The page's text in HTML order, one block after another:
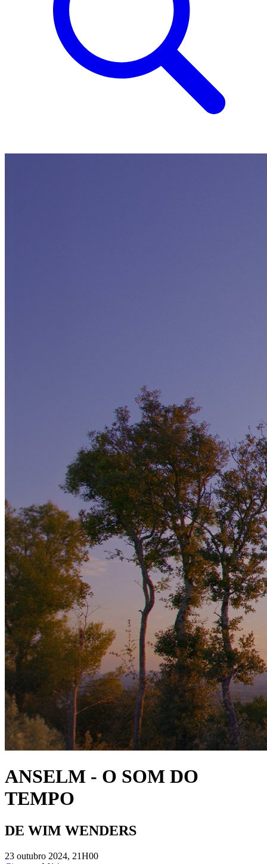
ANSELM - O SOM DO
TEMPO
DE WIM WENDERS
23 outubro 2024, 21H00